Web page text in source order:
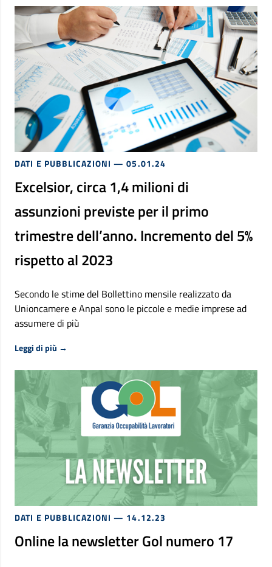
DATI E PUBBLICAZIONI — 05.01.24
Excelsior, circa 1,4 milioni di
assunzioni previste per il primo
trimestre dell’anno. Incremento del 5%
rispetto al 2023
Secondo le stime del Bollettino mensile realizzato da
Unioncamere e Anpal sono le piccole e medie imprese ad
assumere di più
Leggi di più →
DATI E PUBBLICAZIONI — 14.12.23
Online la newsletter Gol numero 17